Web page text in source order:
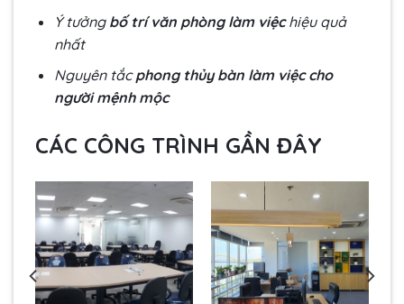
Ý tưởngbố trí văn phòng làm việc hiệu quả
nhất
Nguyên tắcphong thủy bàn làm việc cho
người mệnh mộc
CÁC CÔNG TRÌNH GẦN ĐÂY